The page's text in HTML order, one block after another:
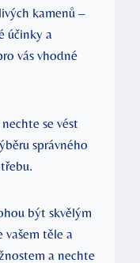
kamenů –
účinky a
vás vhodné
se vést
správného
být skvělým
vašem těle a
a nechte